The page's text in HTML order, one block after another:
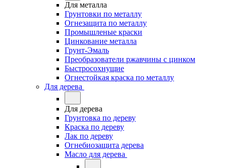
Для металла
Грунтовки по металлу
Огнезащита по металлу
Промышленые краски
Цинкование металла
Грунт-Эмаль
Преобразователи ржавчины с цинком
Быстросохнущие
Огнестойкая краска по металлу
Для дерева
Для дерева
Грунтовка по дереву
Краска по дереву
Лак по дереву
Огнебиозащита дерева
Масло для дерева